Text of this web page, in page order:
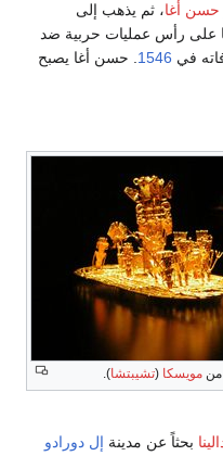
حسن أغا، ثم يذهب إلى
على رأس عمليات حربية ضد
في 1546. حسن أغا يصبح
من مويسكا (تشيبتشا).
بحثاً عن مدينة إل دورادو